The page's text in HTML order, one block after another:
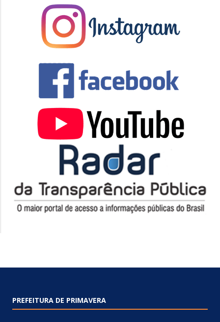
PREFEITURA DE PRIMAVERA